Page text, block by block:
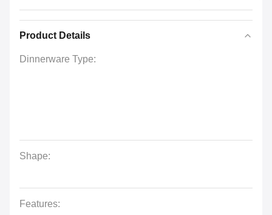
Product Details
Dinnerware Type:
Shape:
Features: